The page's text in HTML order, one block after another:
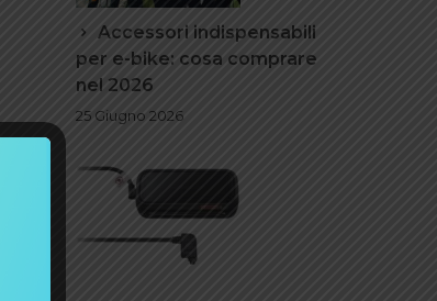
Accessori indispensabili
per e-bike: cosa comprare
nel 2026
25 Giugno 2026